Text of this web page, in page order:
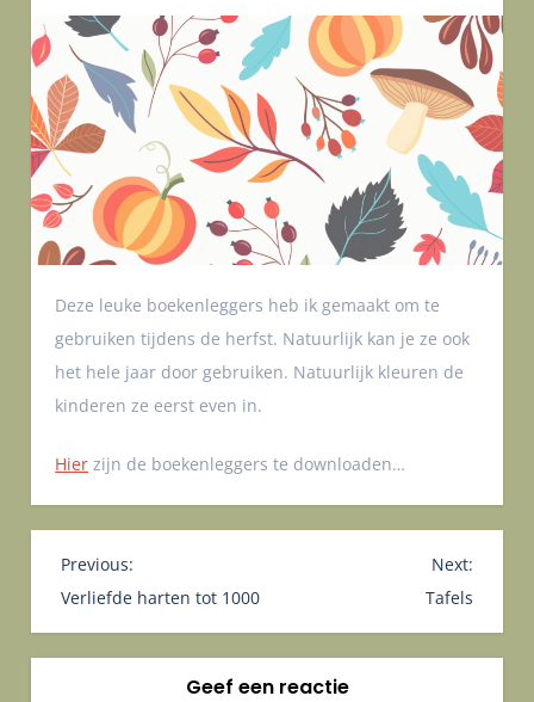
Deze leuke boekenleggers heb ik gemaakt om te
gebruiken tijdens de herfst. Natuurlijk kan je ze ook
het hele jaar door gebruiken. Natuurlijk kleuren de
kinderen ze eerst even in.
Hier zijn de boekenleggers te downloaden…
B
e
r
i
Previous:
Verliefde harten tot 1000
Next:
Tafels
Geef een reactie